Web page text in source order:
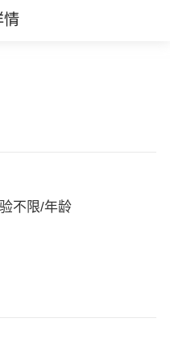
情
不限/年龄